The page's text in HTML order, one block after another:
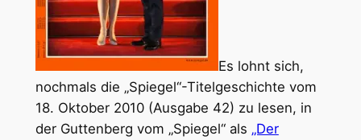
Es lohnt sich,
nochmals die „Spiegel“-Titelgeschichte vom
18. Oktober 2010 (Ausgabe 42) zu lesen, in
der Guttenberg vom „Spiegel“ als „Der